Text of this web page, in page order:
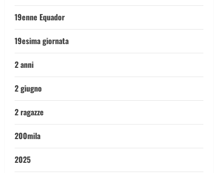
19enne Equador
19esima giornata
2 anni
2 giugno
2 ragazze
200mila
2025